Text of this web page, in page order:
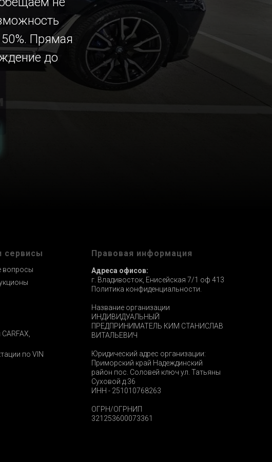
Прямая
до
сервисы
вопросы
по VIN
Правовая информация
Адреса офисов:
г. Владивосток, Енисейская 7/1 оф 413
Политика конфиденциальности.
Название организации
ИНДИВИДУАЛЬНЫЙ
ПРЕДПРИНИМАТЕЛЬ КИМ СТАНИСЛАВ
ВИТАЛЬЕВИЧ
Юридический адрес организации:
Приморский край Надеждинский
район пос. Соловей ключ ул. Татьяны
Суховой д.36
ИНН - 251010768263
ОГРН/ОГРНИП
321253600073361